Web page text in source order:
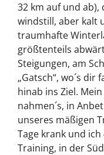
32 km auf und ab),
windstill, aber kalt
traumhafte
größtenteils
Steigungen, am
„Gatsch“, wo´s dir
hinab ins Ziel.
nahmen´s, in
unseres mäßigen
Tage krank und
Training, in der